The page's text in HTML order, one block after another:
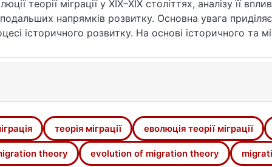
теорії міграції у ХІХ–ХІХ століттях, аналізу її
подальших напрямків розвитку. Основна увага
історичного розвитку. На основі історичного та
що дозволяє краще зрозуміти динаміку
підходи та концепції до визначення міграції.
Досліджено вплив економічних, політичних,
періоди, починаючи з праць Е. Равенштейна у ХІХ
міграції та теорії екологічного біженства.
транснаціоналізації, гендернного
політику окремих країн. Охарактеризовано основні
напрями вдосконалення міграційної
теорія міграції еволюція теорії міграції
theory evolution of migration theory